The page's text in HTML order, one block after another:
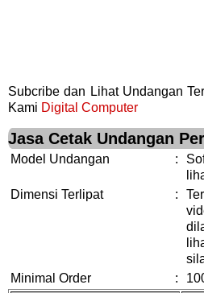
Subcribe dan Lihat Undangan
Kami Digital Computer
Jasa Cetak Undangan
Model Undangan :
Dimensi Terlipat
:
Minimal Order
: